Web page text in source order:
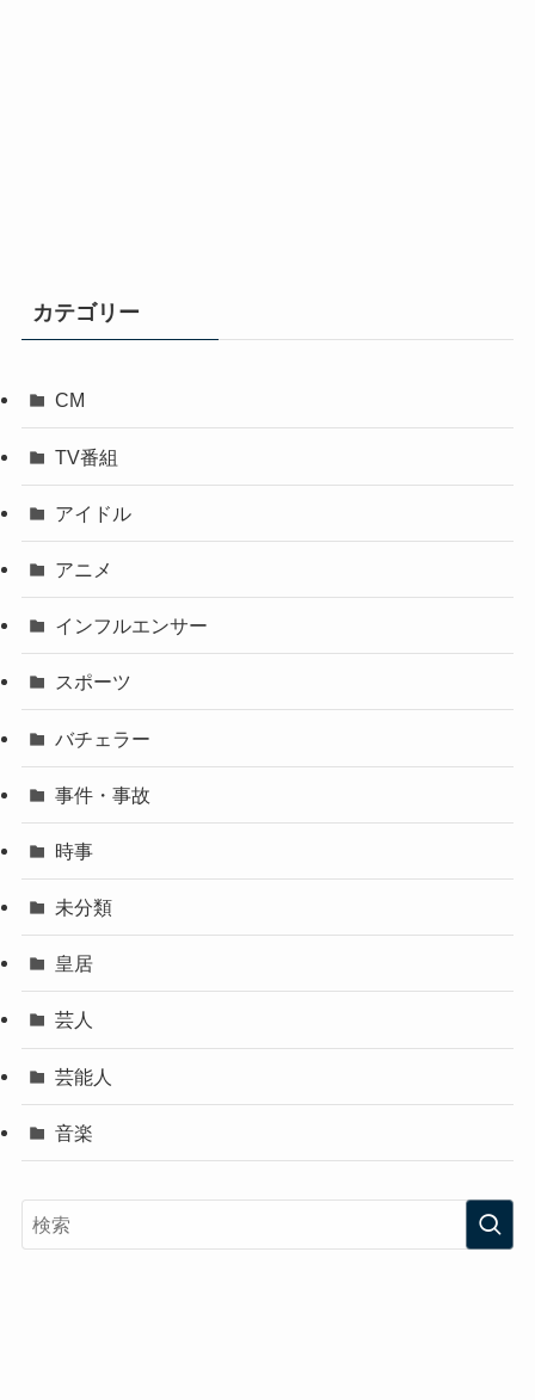
カテゴリー
CM
TV番組
アイドル
アニメ
インフルエンサー
スポーツ
バチェラー
事件・事故
時事
未分類
皇居
芸人
芸能人
音楽